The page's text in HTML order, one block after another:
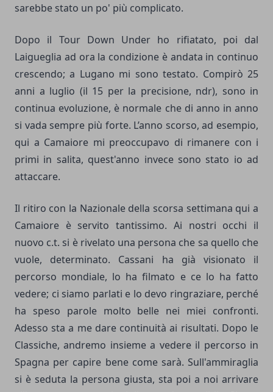
sarebbe stato un po' più complicato.
Dopo il Tour Down Under ho rifiatato, poi dal
Laigueglia ad ora la condizione è andata in continuo
crescendo; a Lugano mi sono testato. Compirò 25
anni a luglio (il 15 per la precisione, ndr), sono in
continua evoluzione, è normale che di anno in anno
si vada sempre più forte. L’anno scorso, ad esempio,
qui a Camaiore mi preoccupavo di rimanere con i
primi in salita, quest'anno invece sono stato io ad
attaccare.
Il ritiro con la Nazionale della scorsa settimana qui a
Camaiore è servito tantissimo. Ai nostri occhi il
nuovo c.t. si è rivelato una persona che sa quello che
vuole, determinato. Cassani ha già visionato il
percorso mondiale, lo ha filmato e ce lo ha fatto
vedere; ci siamo parlati e lo devo ringraziare, perché
ha speso parole molto belle nei miei confronti.
Adesso sta a me dare continuità ai risultati. Dopo le
Classiche, andremo insieme a vedere il percorso in
Spagna per capire bene come sarà. Sull'ammiraglia
si è seduta la persona giusta, sta poi a noi arrivare